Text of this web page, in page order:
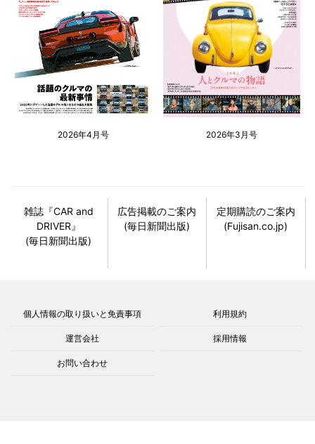
2026年4月号 2026年3月号
雑誌『CAR and
DRIVER』
(毎日新聞出版)
広告掲載のご案内
(毎日新聞出版)
定期購読のご案内
(Fujisan.co.jp)
個人情報の取り扱いと免責事項 利用規約
運営会社 採用情報
お問い合わせ